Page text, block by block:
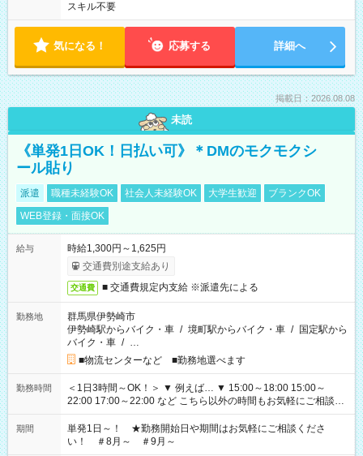
スキル不要
気になる！ 応募する 詳細へ
掲載日：2026.08.08
未読
《単発1日OK！日払い可》＊DMのモクモクシ
ール貼り
派遣 職種未経験OK 社会人未経験OK 大学生歓迎
ブランクOK
WEB登録・面接OK
給与
時給1,300円～1,625円
交通費別途支給あり
交通費 ■ 交通費規定内支給 ※派遣先による
勤務地
群馬県伊勢崎市
伊勢崎駅からバイク・車 / 境町駅からバイク・車 / 国定駅から
バイク・車 / …
■物流センターなど ■勤務地選べます
勤務時間
＜1日3時間～OK！＞ ▼ 例えば… ▼ 15:00～18:00 15:00～
22:00 17:00～22:00 など こちら以外の時間もお気軽にご相談く
ださい！
期間
単発1日～！ ★勤務開始日や期間はお気軽にご相談くださ
い！ ＃8月～ ＃9月～